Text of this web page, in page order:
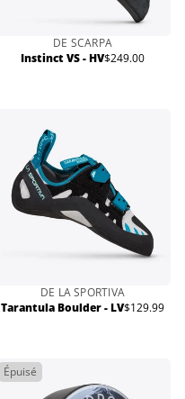
DE SCARPA
Instinct VS - HVPrix
$249.00
DE LA SPORTIVA
Tarantula Boulder - LVPrix
$129.99
Épuisé